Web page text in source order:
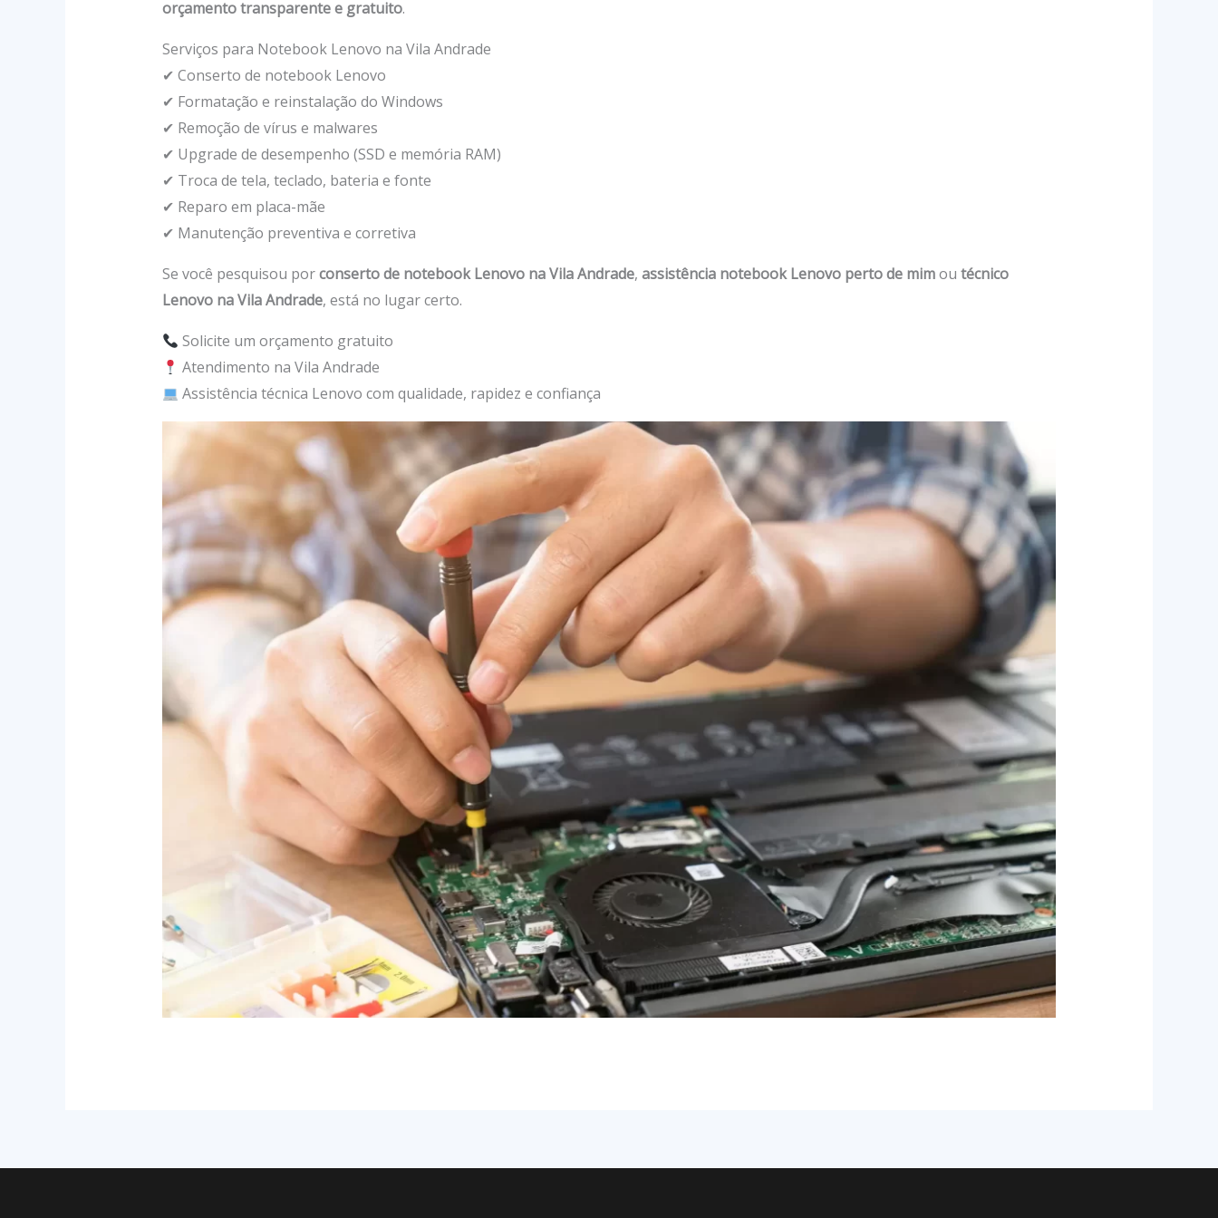
orçamento transparente e gratuito.
Serviços para Notebook Lenovo na Vila Andrade
✔ Conserto de notebook Lenovo
✔ Formatação e reinstalação do Windows
✔ Remoção de vírus e malwares
✔ Upgrade de desempenho (SSD e memória RAM)
✔ Troca de tela, teclado, bateria e fonte
✔ Reparo em placa-mãe
✔ Manutenção preventiva e corretiva
Se você pesquisou porconserto de notebook Lenovo na Vila Andrade, assistência notebook Lenovo perto de mimou técnico
Lenovo na Vila Andrade, está no lugar certo.
Solicite um orçamento gratuito
Atendimento na Vila Andrade
Assistência técnica Lenovo com qualidade, rapidez e confiança